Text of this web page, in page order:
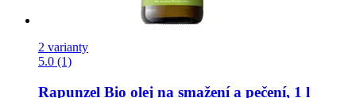
2 varianty
5.0 (1)
Rapunzel Bio olej na smažení a pečení, 1 l